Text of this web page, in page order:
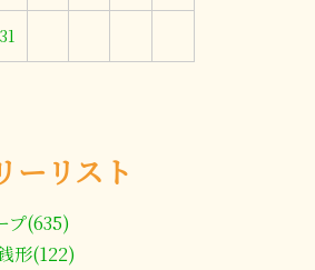
31
ーリスト
プ(635)
形(122)